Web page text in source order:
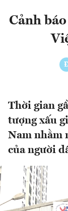
Cảnh
Thời gian
tượng xấu
Nam nhằm
của người